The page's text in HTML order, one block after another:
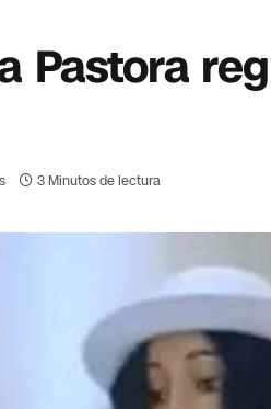
Pastora
3 Minutos de lectura